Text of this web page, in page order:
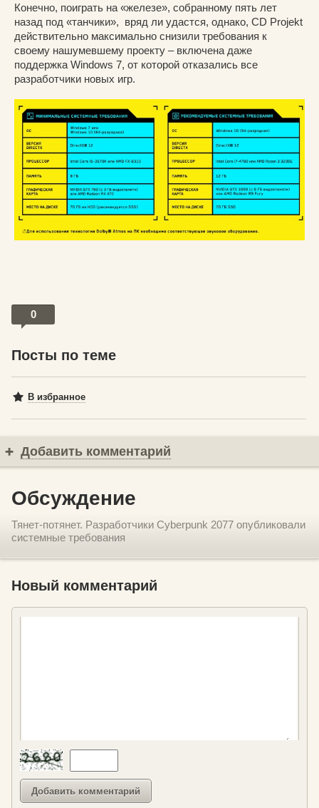
Конечно, поиграть на «железе», собранному пять лет
назад под «танчики», вряд ли удастся, однако, CD Projekt
действительно максимально снизили требования к
своему нашумевшему проекту – включена даже
поддержка Windows 7, от которой отказались все
разработчики новых игр.
0
Посты по теме
В избранное
Добавить комментарий
Обсуждение
Тянет-потянет. Разработчики Cyberpunk 2077 опубликовали
системные требования
Новый комментарий